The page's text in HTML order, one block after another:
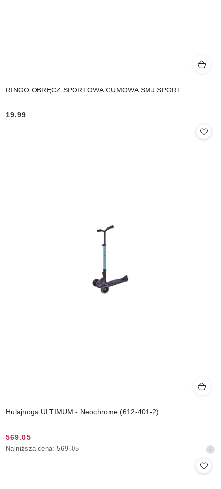
RINGO OBRĘCZ SPORTOWA GUMOWA SMJ SPORT
Cena:
19.99
Hulajnoga ULTIMUM - Neochrome (612-401-2)
Cena
promocyjna:
569.05
Najniższa
Najniższa cena: 569.05